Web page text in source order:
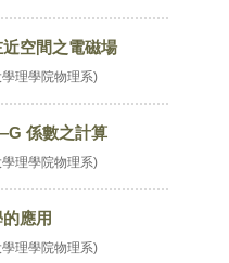
空間之電磁場
理學院物理系)
係數之計算
理學院物理系)
應用
理學院物理系)